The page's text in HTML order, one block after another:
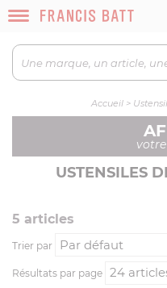
Accueil >
USTENSILES
5 articles
Trier par
Résultats par page